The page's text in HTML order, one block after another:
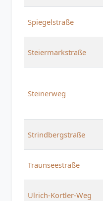
Spiegelstraße
Steiermarkstraße
Steinerweg
Strindbergstraße
Traunseestraße
Ulrich-Kortler-Weg